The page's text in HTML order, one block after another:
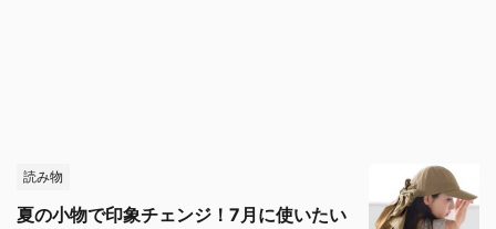
読み物
夏の小物で印象チェンジ！7月に使いたい